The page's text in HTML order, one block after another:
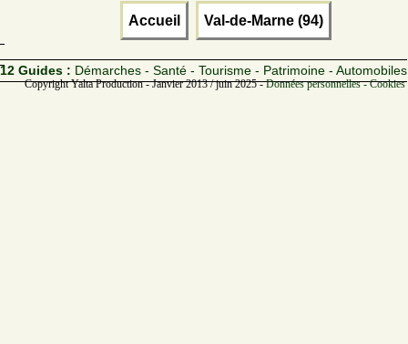
Accueil Val-de-Marne (94)
12 Guides : Démarches - Santé - Tourisme - Patrimoine - Automobiles
Copyright Yalta Production - Janvier 2013 / juin 2025 -Données personnelles -